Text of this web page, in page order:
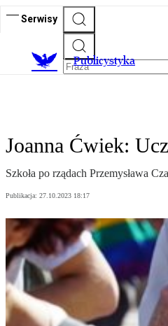
Serwisy
Publicystyka
Joanna Ćwiek:
Szkoła po rządach Przemysława
Publikacja: 27.10.2023 18:17